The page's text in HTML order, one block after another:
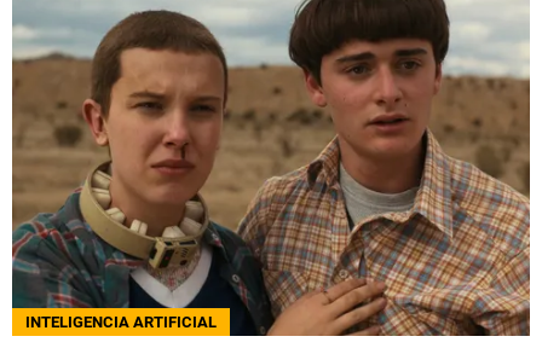
INTELIGENCIA ARTIFICIAL